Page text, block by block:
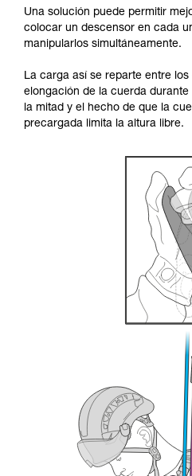
información de la
comprender este
Dominar estas
través de un
ejecutar estas
seguridad, antes de
autónoma.
su actividad. Pueden
describimos aquí.
Una solución puede permitir
colocar un descensor en cada
manipularlos simultáneamente.
La carga así se reparte entre
elongación de la cuerda
la mitad y el hecho de que la
precargada limita la altura libre.